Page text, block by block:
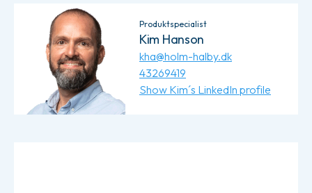
Produktspecialist
Kim Hanson
kha@holm-halby.dk
43269419
Show Kim´s LinkedIn profile